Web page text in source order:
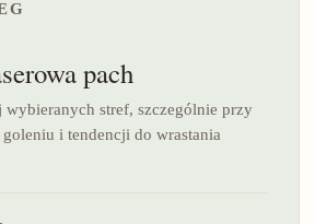
pach
wybieranych stref, szczególnie przy
i tendencji do wrastania